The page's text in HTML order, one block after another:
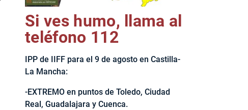
Si ves humo, llama al
teléfono 112
IPP de IIFF para el 9 de agosto en Castilla-
La Mancha:
-EXTREMO en puntos de Toledo, Ciudad
Real, Guadalajara y Cuenca.